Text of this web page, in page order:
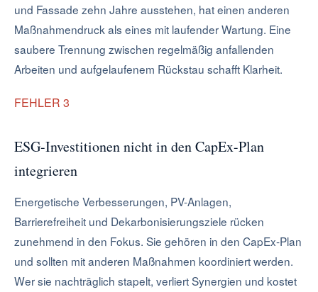
und Fassade zehn Jahre ausstehen, hat einen anderen
Maßnahmendruck als eines mit laufender Wartung. Eine
saubere Trennung zwischen regelmäßig anfallenden
Arbeiten und aufgelaufenem Rückstau schafft Klarheit.
FEHLER 3
ESG-Investitionen nicht in den CapEx-Plan
integrieren
Energetische Verbesserungen, PV-Anlagen,
Barrierefreiheit und Dekarbonisierungsziele rücken
zunehmend in den Fokus. Sie gehören in den CapEx-Plan
und sollten mit anderen Maßnahmen koordiniert werden.
Wer sie nachträglich stapelt, verliert Synergien und kostet